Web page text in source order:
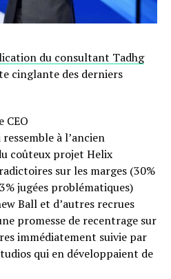
du consultant Tadhg
cinglante des derniers
CEO
à l’ancien
coûteux projet Helix
sur les marges (30%
jugées problématiques)
Ball et d’autres recrues
promesse de recentrage sur
immédiatement suivie par
qui en développaient de